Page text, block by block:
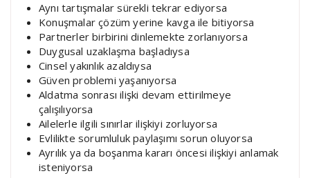
Aynı tartışmalar sürekli tekrar ediyorsa
Konuşmalar çözüm yerine kavga ile bitiyorsa
Partnerler birbirini dinlemekte zorlanıyorsa
Duygusal uzaklaşma başladıysa
Cinsel yakınlık azaldıysa
Güven problemi yaşanıyorsa
Aldatma sonrası ilişki devam ettirilmeye
çalışılıyorsa
Ailelerle ilgili sınırlar ilişkiyi zorluyorsa
Evlilikte sorumluluk paylaşımı sorun oluyorsa
Ayrılık ya da boşanma kararı öncesi ilişkiyi anlamak
isteniyorsa